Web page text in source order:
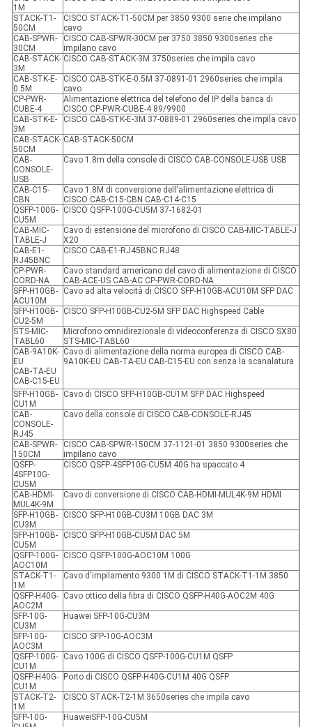
1M
STACK-T1-
50CM
CISCO STACK-T1-50CM per 3850 9300 serie che impilano
cavo
CAB-SPWR-
30CM
CISCO CAB-SPWR-30CM per 3750 3850 9300series che
impilano cavo
CAB-STACK-
3M
CISCO CAB-STACK-3M 3750series che impila cavo
CAB-STK-E-
0.5M
CISCO CAB-STK-E-0.5M 37-0891-01 2960series che impila
cavo
CP-PWR-
CUBE-4
Alimentazione elettrica del telefono del IP della banca di
CISCO CP-PWR-CUBE-4 89/9900
CAB-STK-E-
3M
CISCO CAB-STK-E-3M 37-0889-01 2960series che impila cavo
CAB-STACK-
50CM
CAB-STACK-50CM
CAB-
CONSOLE-
USB
Cavo 1.8m della console di CISCO CAB-CONSOLE-USB USB
CAB-C15-
CBN
Cavo 1.8M di conversione dell'alimentazione elettrica di
CISCO CAB-C15-CBN CAB-C14-C15
QSFP-100G-
CU5M
CISCO QSFP-100G-CU5M 37-1682-01
CAB-MIC-
TABLE-J
Cavo di estensione del microfono di CISCO CAB-MIC-TABLE-J
X20
CAB-E1-
RJ45BNC
CISCO CAB-E1-RJ45BNC RJ48
CP-PWR-
CORD-NA
Cavo standard americano del cavo di alimentazione di CISCO
CAB-ACE-US CAB-AC CP-PWR-CORD-NA
SFP-H10GB-
ACU10M
Cavo ad alta velocità di CISCO SFP-H10GB-ACU10M SFP DAC
SFP-H10GB-
CU2-5M
CISCO SFP-H10GB-CU2-5M SFP DAC Highspeed Cable
STS-MIC-
TABL60
Microfono omnidirezionale di videoconferenza di CISCO SX80
STS-MIC-TABL60
CAB-9A10K-
EU
CAB-TA-EU
CAB-C15-EU
Cavo di alimentazione della norma europea di CISCO CAB-
9A10K-EU CAB-TA-EU CAB-C15-EU con senza la scanalatura
SFP-H10GB-
CU1M
Cavo di CISCO SFP-H10GB-CU1M SFP DAC Highspeed
CAB-
CONSOLE-
RJ45
Cavo della console di CISCO CAB-CONSOLE-RJ45
CAB-SPWR-
150CM
CISCO CAB-SPWR-150CM 37-1121-01 3850 9300series che
impilano cavo
QSFP-
4SFP10G-
CU5M
CISCO QSFP-4SFP10G-CU5M 40G ha spaccato 4
CAB-HDMI-
MUL4K-9M
Cavo di conversione di CISCO CAB-HDMI-MUL4K-9M HDMI
SFP-H10GB-
CU3M
CISCO SFP-H10GB-CU3M 10GB DAC 3M
SFP-H10GB-
CU5M
CISCO SFP-H10GB-CU5M DAC 5M
QSFP-100G-
AOC10M
CISCO QSFP-100G-AOC10M 100G
STACK-T1-
1M
Cavo d'impilamento 9300 1M di CISCO STACK-T1-1M 3850
QSFP-H40G-
AOC2M
Cavo ottico della fibra di CISCO QSFP-H40G-AOC2M 40G
SFP-10G-
CU3M
Huawei SFP-10G-CU3M
SFP-10G-
AOC3M
CISCO SFP-10G-AOC3M
QSFP-100G-
CU1M
Cavo 100G di CISCO QSFP-100G-CU1M QSFP
QSFP-H40G-
CU1M
Porto di CISCO QSFP-H40G-CU1M 40G QSFP
STACK-T2-
1M
CISCO STACK-T2-1M 3650series che impila cavo
SFP-10G-
HuaweiSFP-10G-CU5M